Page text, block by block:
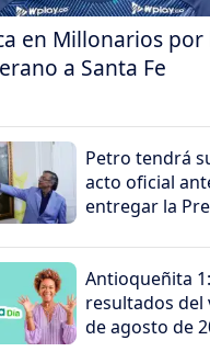
en Millonarios por
a Santa Fe
Petro tendrá
acto oficial
entregar la
Antioqueñita 1:
resultados del
de agosto de